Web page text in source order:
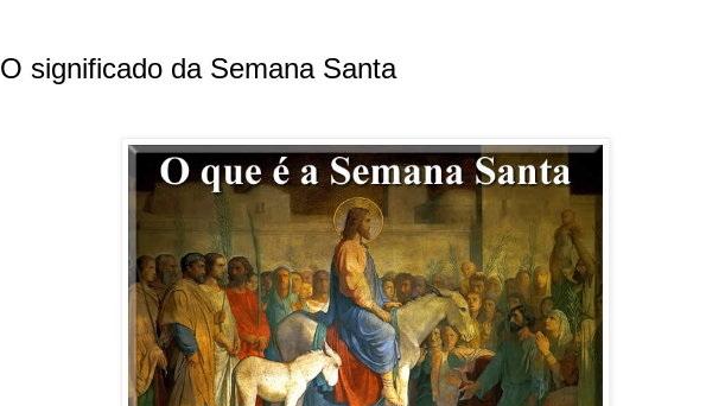
O significado da Semana Santa